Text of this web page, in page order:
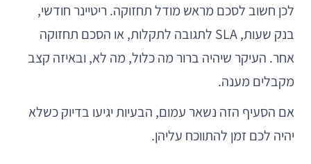
לכן חשוב לסכם מראש מודל תחזוקה. ריטיינר חודשי,
בנק שעות, SLA לתגובה לתקלות, או הסכם תחזוקה
אחר. העיקר שיהיה ברור מה כלול, מה לא, ובאיזה קצב
מקבלים מענה.
אם הסעיף הזה נשאר עמום, הבעיות יגיעו בדיוק כשלא
יהיה לכם זמן להתווכח עליהן.